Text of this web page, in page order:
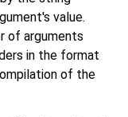
value.
of arguments
in the format
of the